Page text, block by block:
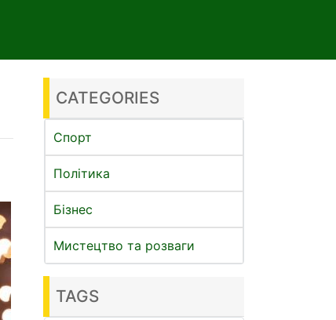
CATEGORIES
Спорт
Політика
Бізнес
Мистецтво та розваги
TAGS